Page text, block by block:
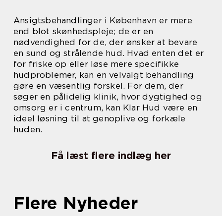
Ansigtsbehandlinger i København er mere
end blot skønhedspleje; de er en
nødvendighed for de, der ønsker at bevare
en sund og strålende hud. Hvad enten det er
for friske op eller løse mere specifikke
hudproblemer, kan en velvalgt behandling
gøre en væsentlig forskel. For dem, der
søger en pålidelig klinik, hvor dygtighed og
omsorg er i centrum, kan Klar Hud være en
ideel løsning til at genoplive og forkæle
huden.
Få læst flere indlæg her
Flere Nyheder